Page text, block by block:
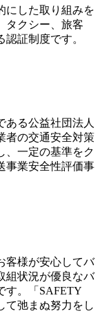
にした取り組みを
タクシー、旅客
証制度です。
ある公益社団法人
者の交通安全対策
、一定の基準をク
事業安全性評価事
客様が安心してバ
組状況が優良なバ
す。「SAFETY
て弛まぬ努力をし